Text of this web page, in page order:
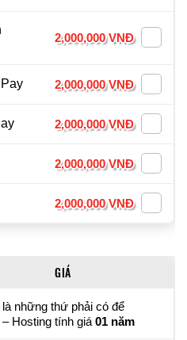
2,000,000 VNĐ
2,000,000 VNĐ
2,000,000 VNĐ
2,000,000 VNĐ
2,000,000 VNĐ
GIÁ
những thứ phải có để
– Hosting tính giá 01 năm